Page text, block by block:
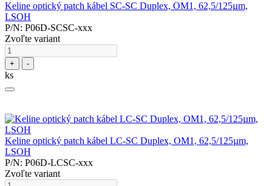
Keline optický patch kábel SC-SC Duplex, OM1, 62,5/125µm,
LSOH
P/N: P06D-SCSC-xxx
Zvoľte variant
+ -
ks
Keline optický patch kábel LC-SC Duplex, OM1, 62,5/125µm,
LSOH
P/N: P06D-LCSC-xxx
Zvoľte variant